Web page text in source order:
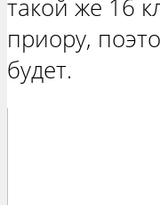
такой же 16
приору,
будет.